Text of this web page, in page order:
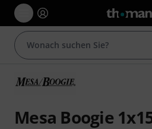
Mesa Boogie